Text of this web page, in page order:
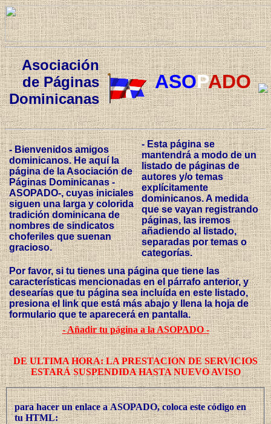
Asociación
de Páginas
Dominicanas
ASOPADO
- Bienvenidos amigos
dominicanos. He aquí la
página de la Asociación de
Páginas Dominicanas -
ASOPADO-, cuyas iniciales
siguen una larga y colorida
tradición dominicana de
nombres de sindicatos
choferiles que suenan
gracioso.
- Esta página se
mantendrá a modo de un
listado de páginas de
autores y/o temas
explícitamente
dominicanos. A medida
que se vayan registrando
páginas, las iremos
añadiendo al listado,
separadas por temas o
categorías.
Por favor, si tu tienes una página que tiene las
características mencionadas en el párrafo anterior, y
desearías que tu página sea incluída en este listado,
presiona el link que está más abajo y llena la hoja de
formulario que te aparecerá en pantalla.
- Añadir tu página a la ASOPADO -
DE ULTIMA HORA: LA PRESTACION DE SERVICIOS
ESTARÁ SUSPENDIDA HASTA NUEVO AVISO
para hacer un enlace a ASOPADO, coloca este código en
tu HTML: